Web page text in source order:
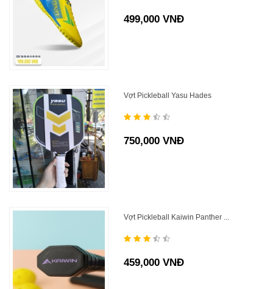
499,000 VNĐ
Vợt Pickleball Yasu Hades
750,000 VNĐ
Vợt Pickleball Kaiwin Panther ...
459,000 VNĐ